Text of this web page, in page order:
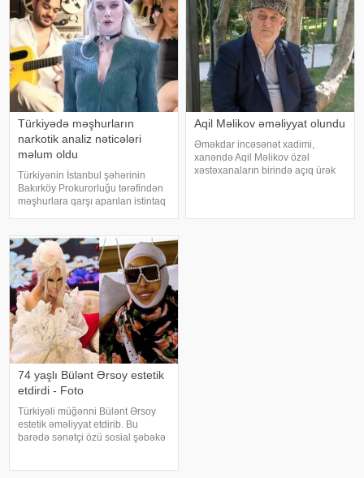
Türkiyədə məşhurların
narkotik analiz nəticələri
məlum oldu
Türkiyənin İstanbul şəhərinin
Bakırköy Prokurorluğu tərəfindən
məşhurlara qarşı aparılan istintaq
götürülmüş bioloji nümunələr
üzərində aparılan toksikoloji
analizləri
Aqil Məlikov əməliyyat olundu
Əməkdar incəsənət xadimi,
xanəndə Aqil Məlikov özəl
xəstəxanaların birində açıq ürək
verib. Onun sözlərinə görə, atasını
74 yaşlı Bülənt Ərsoy estetik
etdirdi - Foto
Türkiyəli müğənni Bülənt Ərsoy
estetik əməliyyat etdirib. Bu
barədə sənətçi özü sosial şəbəkə